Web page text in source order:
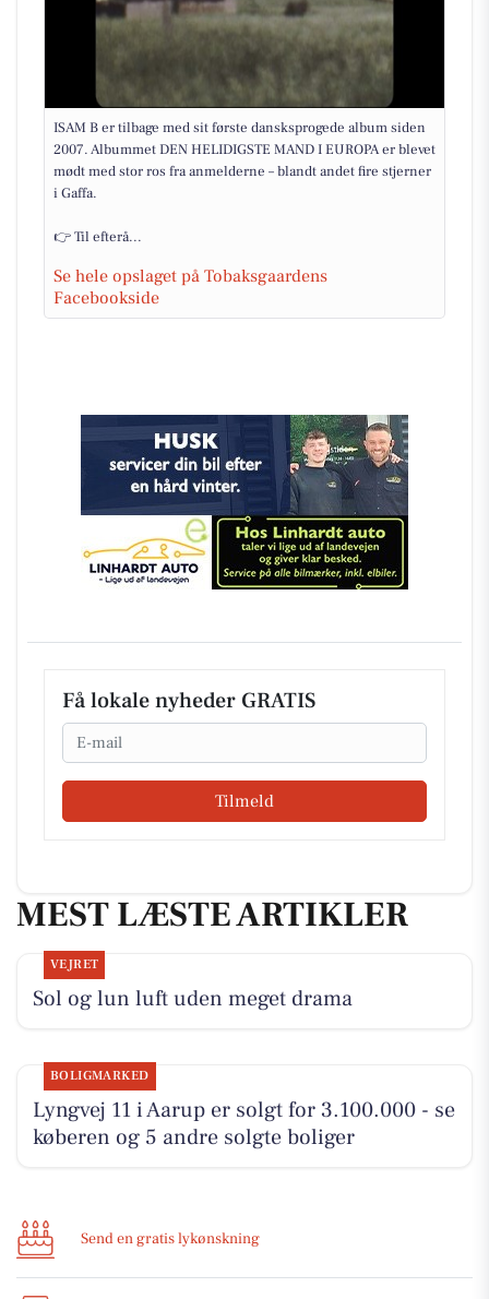
ISAM B er tilbage med sit første dansksprogede album siden
2007. Albummet DEN HELIDIGSTE MAND I EUROPA er blevet
mødt med stor ros fra anmelderne – blandt andet fire stjerner
i Gaffa.
👉 Til efterå...
Se hele opslaget på Tobaksgaardens
Facebookside
Få lokale nyheder GRATIS
Email
Tilmeld
MEST LÆSTE ARTIKLER
VEJRET
Sol og lun luft uden meget drama
BOLIGMARKED
Lyngvej 11 i Aarup er solgt for 3.100.000 - se
køberen og 5 andre solgte boliger
Send en gratis lykønskning